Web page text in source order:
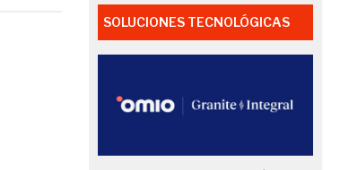
SOLUCIONES TECNOLÓGICAS